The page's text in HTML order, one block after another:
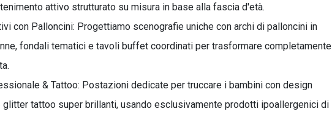
attivo strutturato su misura in base alla fascia d'età.
con Palloncini: Progettiamo scenografie uniche con archi di palloncini in
fondali tematici e tavoli buffet coordinati per trasformare completamente
& Tattoo: Postazioni dedicate per truccare i bambini con design
tattoo super brillanti, usando esclusivamente prodotti ipoallergenici di